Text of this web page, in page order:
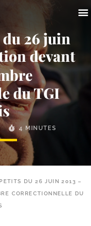
du 26 juin
devant
du TGI
4 MINUTES
DU 26 JUIN 2013 –
CORRECTIONNELLE DU